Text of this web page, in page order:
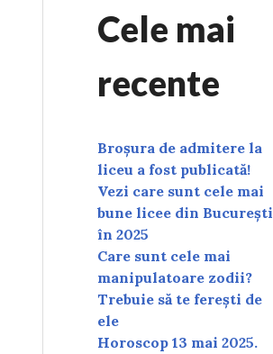
Cele mai
recente
Broșura de admitere la
liceu a fost publicată!
Vezi care sunt cele mai
bune licee din București
în 2025
Care sunt cele mai
manipulatoare zodii?
Trebuie să te ferești de
ele
Horoscop 13 mai 2025.